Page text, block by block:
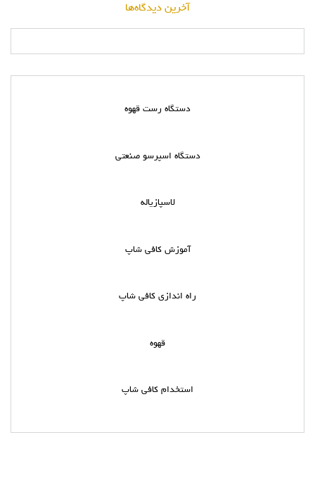
آخرین دیدگاه‌ها
دستگاه رست قهوه
دستگاه اسپرسو صنعتی
لاسپازیاله
آموزش کافی شاپ
راه اندازی کافی شاپ
قهوه
استخدام کافی شاپ